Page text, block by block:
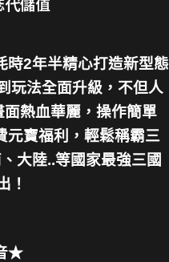
時2年半精心打造新型態
玩法全面升級，不但人
熱血華麗，操作簡單
元寶福利，輕鬆稱霸三
大陸..等國家最強三國
！
★